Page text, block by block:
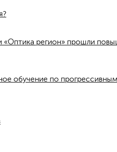
«Оптика регион» прошли
обучение по